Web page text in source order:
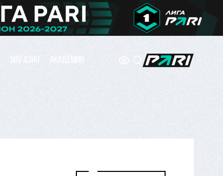
МАГАЗИН АКАДЕМИЯ